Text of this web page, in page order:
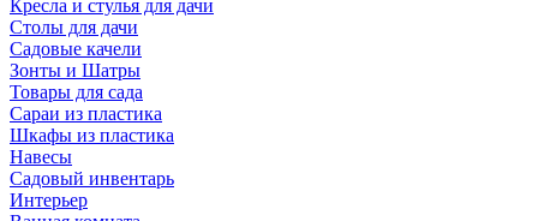
Кресла и стулья для дачи
Столы для дачи
Садовые качели
Зонты и Шатры
Товары для сада
Сараи из пластика
Шкафы из пластика
Навесы
Садовый инвентарь
Интерьер